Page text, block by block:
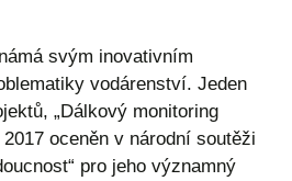
svým inovativním
vodárenství. Jeden
„Dálkový monitoring
oceněn v národní soutěži
pro jeho významný